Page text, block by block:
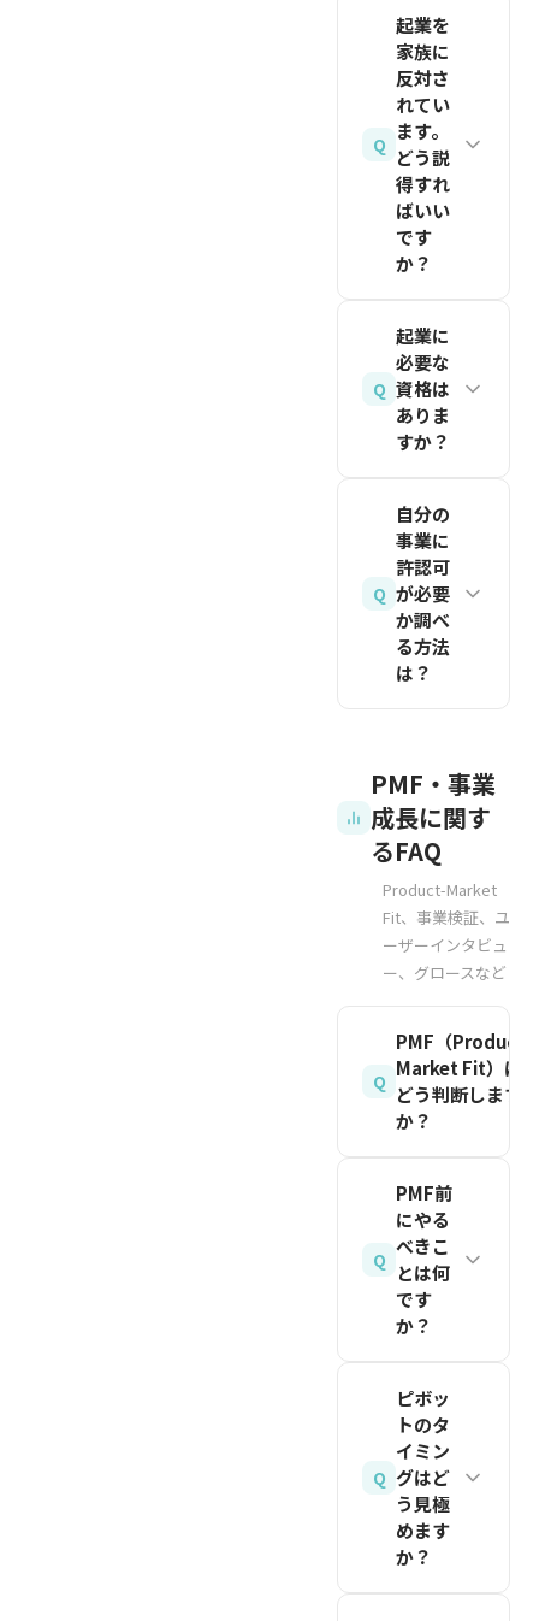
関連記事
を読む
MVPを
構築する
ことも可
能です。
を調査す
るのも有
効です。
TechCrunch
や
Product
Huntな
どのメデ
ィアで、
にないサ
ービスを
探してみ
てくださ
関連記事
を読む
度）を活
用できる
こと、若
い世代の
ニーズを
当事者と
して理解
できるこ
とです。
は、社会
経験の不
足、学業
との両立
さ、資金
面の制約
です。た
だし、こ
れらのリ
スクは
ィで緩和
できま
す。
関連記事
を読む
と」が最
重要で
す。売上
が不安定
になりや
すい創業
初期は、
最低6ヶ
確保し、
月次で入
出金を管
理しまし
ロダクト
を作り込
む前に少
数の顧客
と対話を
重ね、本
るものを
見極める
ことが、
無駄な開
発による
資金消耗
を防ぎま
関連記事
を読む
発覚のき
っかけは
住民税の
通知額で
す。給与
以外の所
得がある
と住民税
り、会社
の給与担
当者が異
動先の税
がありま
す。確定
申告の際
に住民税
の徴収方
法を「自
収）」に
選択すれ
ば、副業
分の税額
は自宅に
通知され
会社に伝
くなりま
す。まず
は就業規
れている
かも確認
しましょ
う。
Q
起業を
家族に
反対さ
れてい
ます。
どう説
得すれ
ばいい
です
か？
対の多く
は「収入
が途絶え
る不安」
です。感
情論で押
し切るよ
り、生活
費の確保
方法、失
ライン、
当面の生
活防衛資
金といっ
た具体的
な計画を
数字で示
を得やす
くなりま
す。初期
ユーザー
試作品な
ど小さな
実績を見
せるのも
有効な説
す。焦ら
ず対話を
重ねまし
ょう。
関連記事
を読む
Q
起業に
必要な
資格は
ありま
すか？
ものに必
要な資格
はありま
せん。誰
でも会社
を設立し
す。ただ
し飲食業
の食品衛
生責任
者、古物
商許可、
建設業許
（税理
士・弁護
士など）
に、業種
によって
は届出や
許認可が
必要な場
ます。自
分の事業
が該当す
るかどう
かは、事
業を始め
Q
自分の
事業に
許認可
が必要
か調べ
る方法
は？
轄先は事
業内容に
よって異
なるた
め、まず
自分の業
種を管轄
窓口を特
定するこ
とが第一
飲食・美
容業は保
健所、古
物売買は
警察署、
庁という
ように窓
口が異な
ります。
判断に迷
う場合
PMF・事業
成長に関す
るFAQ
Product-Market
Fit、事業検証、ユ
ーザーインタビュ
ー、グロースなど
Q
PMF（Product-
Market Fit）は
どう判断します
か？
一指標は
ありませ
んが、代
表的な判
断方法は
ン・エリ
スの
「40%テ
スト」で
す。ユー
ザーに
Q
PMF前
にやる
べきこ
とは何
です
か？
インタビ
ューで課
題の深さ
を検証
し、
MVPで
Q
ピボッ
トのタ
イミン
グはど
う見極
めます
か？